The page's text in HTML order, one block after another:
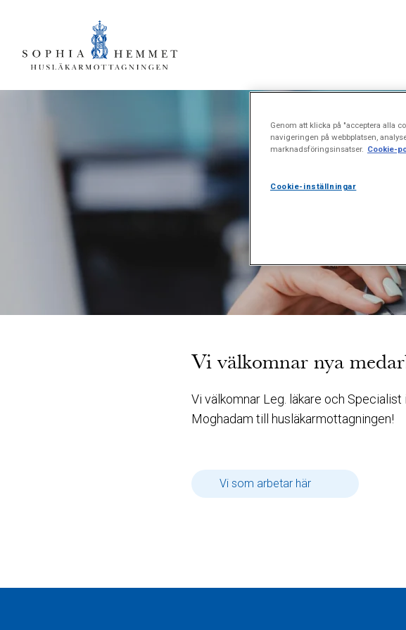
Nya
Vi välkomnar nya
Vi välkomnar Leg. läkare och
Moghadam till husläkarmottagningen!
Vi som arbetar här
Genom att klicka på "acceptera alla
navigeringen på webbplatsen,
marknadsföringsinsatser. Cookie-
Cookie-inställningar